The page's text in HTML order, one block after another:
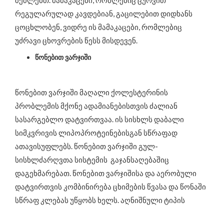
რეგულარულად კავდებიან, გაცილებით დიდხანს
ცოცხლობენ, ვიდრე ის მამაკაცები, რომლებიც
უძრავი ცხოვრების წესს მისდევენ.
წონებით ვარჯიში
წონებით ვარჯიში მაღალი ქოლესტერინის
პრობლემის მქონე ადამიანებისთვის ძალიან
სასარგებლო დატვირთვაა. ის სისხლს დაბალი
სიმკვრივის ლიპოპროტეინებისგან სწრაფად
ათავისუფლებს. წონებით ვარჯიში გულ-
სისხლძარღვთა სისტემის გაჯანსაღებაშიც
დაგეხმარებათ. წონებით ვარჯიშისა და აერობული
დატვირთვის კომბინირება ცხიმების წვასა და წონაში
სწრაფ კლებას უწყობს ხელს. აღნიშნული ტიპის